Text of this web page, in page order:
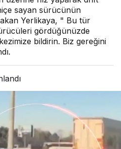
sayan sürücünün
Yerlikaya, " Bu tür
gördüğünüzde
bildirin. Biz gereğini